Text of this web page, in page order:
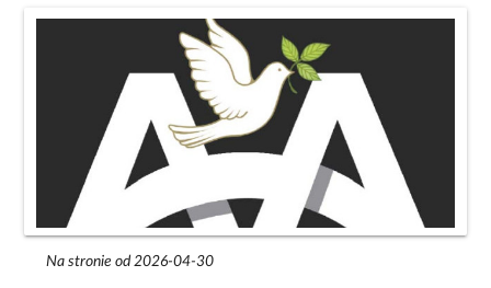
Na stronie od 2026-04-30